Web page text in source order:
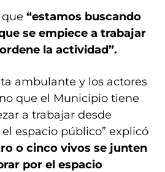
“estamos buscando
se empiece a trabajar
la actividad”.
ambulante y los actores
que el Municipio tiene
a trabajar desde
espacio público” explicó
o cinco vivos se junten
por el espacio